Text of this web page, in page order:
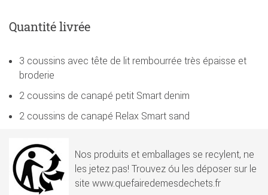
Quantité livrée
3 coussins avec tête de lit rembourrée très épaisse et
broderie
2 coussins de canapé petit Smart denim
2 coussins de canapé Relax Smart sand
Nos produits et emballages se recylent, ne
les jetez pas! Trouvez óu les déposer sur le
site www.quefairedemesdechets.fr